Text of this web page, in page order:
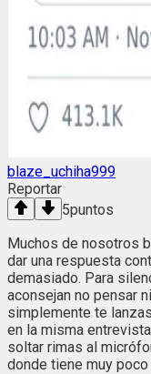
blaze_uchiha999
Reportar
5puntos
Muchos de nosotros
dar una respuesta
demasiado. Para
aconsejan no pensar
simplemente te
en la misma
soltar rimas al
donde tiene muy